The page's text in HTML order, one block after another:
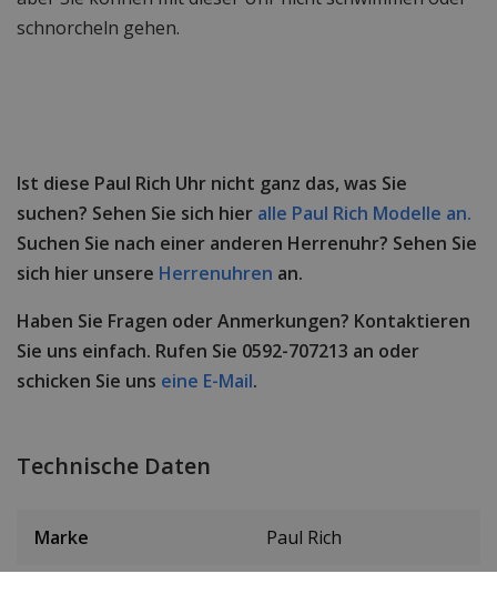
schnorcheln gehen.
Ist diese Paul Rich Uhr nicht ganz das, was Sie
suchen? Sehen Sie sich hier alle Paul Rich Modelle an.
Suchen Sie nach einer anderen Herrenuhr? Sehen Sie
sich hier unsere Herrenuhren an.
Haben Sie Fragen oder Anmerkungen? Kontaktieren
Sie uns einfach. Rufen Sie 0592-707213 an oder
schicken Sie uns eine E-Mail.
Technische Daten
Marke Paul Rich